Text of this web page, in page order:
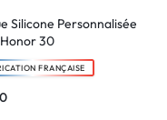
Silicone Personnalisée
30
FRANÇAISE